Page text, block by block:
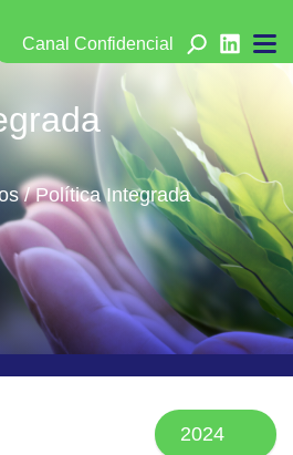
Canal Confidencial
/Política Integrada